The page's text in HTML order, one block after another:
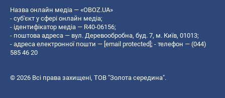
Назва онлайн медіа — «OBOZ.UA»
- суб'єкт у сфері онлайн медіа;
- ідентифікатор медіа — R40-06156;
- поштова адреса — вул. Деревообробна, буд. 7, м. Київ, 01013;
- адреса електронної пошти — [email protected] ; - телефон — (044)
585 46 20
© 2026 Всі права захищені, ТОВ "Золота середина".